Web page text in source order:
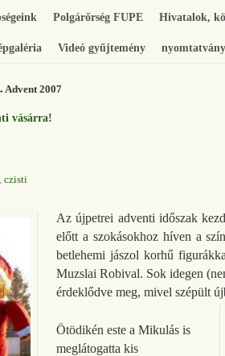
Polgárőrség FUPE Hivatalok,
Videó gyűjtemény
Advent 2007
vásárra!
, czisti
Az újpetrei adventi időszak
előtt a szokásokhoz híven a
betlehemi jászol korhű
Muzslai Robival. Sok idegen
érdeklődve meg, mivel szépült
Ötödikén este a Mikulás is
meglátogatta kis